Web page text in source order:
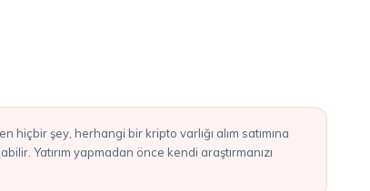
Yatırım yapmadan önce kendi araştırmanızı